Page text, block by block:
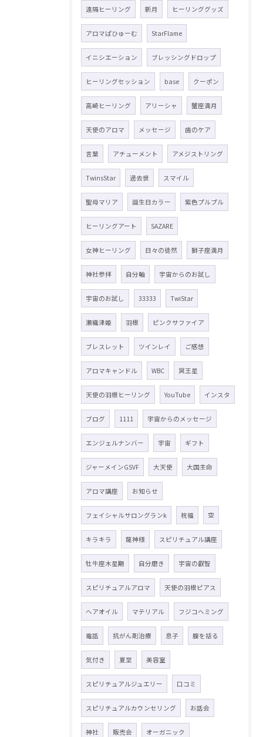
遠隔ヒーリング 新月 ヒーリンググッズ
アロマぱひゅーむ StarFlame
イニシエーション ブレッシングドロップ
ヒーリングセッション base クーポン
高崎ヒーリング アリーシャ 蟹座満月
天使のアロマ メッセージ 歯のケア
言葉 アチューメント アメジストリング
TwinsStar 過去世 スマイル
聖母マリア 誕生日カラー 紫色プルプル
ヒーリングアート SAZARE
女神ヒーリング 日々の徒然 獅子座満月
神社参拝 自分軸 宇宙からのお試し
宇宙のお試し 33333 TwiStar
瀬織津姫 羽根 ピンクサファイア
ブレスレット ツインレイ ご感想
アロマキャンドル WBC 冥王星
天使の羽根ヒーリング YouTube インスタ
ブログ 1111 宇宙からのメッセージ
エンジェルナンバー 宇宙 ギフト
ジャーメインGSVF 大天使 大国主命
アロマ講座 お知らせ
フェイシャルサロングランk 祝福 空
キラキラ 龍神様 スピリチュアル講座
牡牛座木星期 自分磨き 宇宙の叡智
スピリチュアルアロマ 天使の羽根ピアス
ヘアオイル マテリアル フジコヘミング
電話 抗がん剤治療 息子 腹を括る
気付き 夏至 美容室
スピリチュアルジュエリー 口コミ
スピリチュアルカウンセリング お話会
神社 販売会 オーガニック